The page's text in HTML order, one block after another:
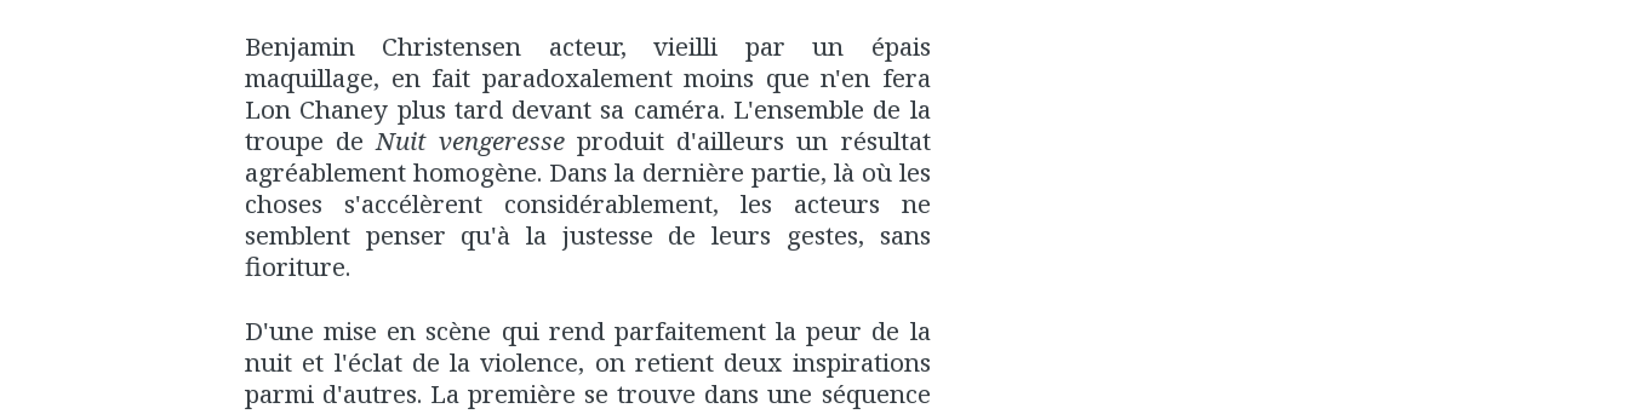
Benjamin Christensen acteur, vieilli par un épais
maquillage, en fait paradoxalement moins que n'en fera
Lon Chaney plus tard devant sa caméra. L'ensemble de la
troupe deNuit vengeresse produit d'ailleurs un résultat
agréablement homogène. Dans la dernière partie, là où les
choses s'accélèrent considérablement, les acteurs ne
semblent penser qu'à la justesse de leurs gestes, sans
fioriture.
D'une mise en scène qui rend parfaitement la peur de la
nuit et l'éclat de la violence, on retient deux inspirations
parmi d'autres. La première se trouve dans une séquence